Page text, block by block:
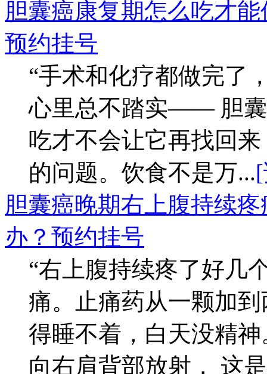
胆囊癌康复期怎么吃才
预约挂号
“手术和化疗都做完了
心里总不踏实—— 胆囊
吃才不会让它再找回
的问题。饮食不是万...
胆囊癌晚期右上腹持续
办？ 预约挂号
“右上腹持续疼了好几
痛。止痛药从一颗加
得睡不着，白天没精
向右肩背部放射， 这